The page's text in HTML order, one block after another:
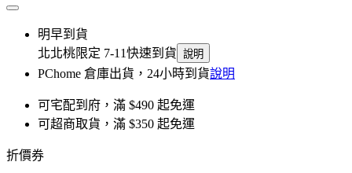
明早到貨
北北桃限定 7-11快速到貨 說明
PChome 倉庫出貨，24小時到貨說明
可宅配到府，滿 $490 起免運
可超商取貨，滿 $350 起免運
折價券